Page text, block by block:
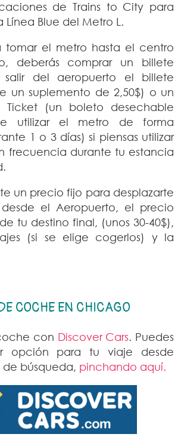
de Trains to City para
Línea Blue del Metro L.
tomar el metro hasta el centro
deberás comprar un billete
salir del aeropuerto el billete
un suplemento de 2,50$) o un
Ticket (un boleto desechable
utilizar el metro de forma
1 o 3 días) si piensas utilizar
frecuencia durante tu estancia
un precio fijo para desplazarte
el Aeropuerto, el precio
tu destino final, (unos 30-40$),
(si se elige cogerlos) y la
COCHE EN CHICAGO
con Discover Cars. Puedes
opción para tu viaje desde
búsqueda, pinchando aquí.